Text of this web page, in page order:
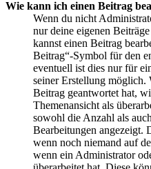
Wie kann ich einen Beitrag
Wenn du nicht
nur deine eigenen
kannst einen Beitrag
Beitrag“-Symbol für den
eventuell ist dies nur für
seiner Erstellung möglich.
Beitrag geantwortet hat,
Themenansicht als
sowohl die Anzahl als
Bearbeitungen angezeigt.
wenn noch niemand auf
wenn ein Administrator